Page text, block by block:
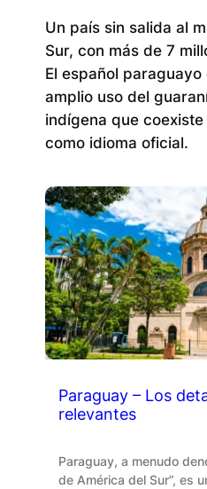
Un país sin salida al
Sur, con más de 7
El español
amplio uso del
indígena que
como idioma oficial.
Paraguay – Los
relevantes
Paraguay, a menudo
de América del Sur”, es